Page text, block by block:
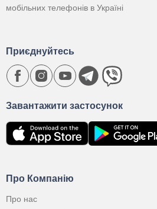
мобільних телефонів в Україні
Про Компанію
Про нас
Завантажити застосунок
Приєднуйтесь